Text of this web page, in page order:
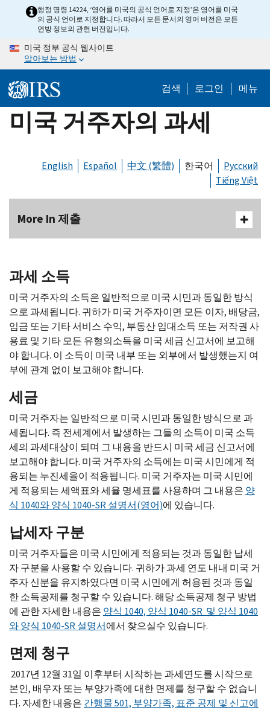
content
행정 명령 14224, ‘영어를 미국의 공식 언어로 지정’은 영어를 미국
의 공식 언어로 지정합니다. 따라서 모든 문서의 영어 버전은 모든
연방 정보의 관헌 버전입니다.
미국 정부 공식 웹사이트
알아보는 방법
검색 로그인 메뉴
미국 거주자의 과세
English Español 中文 (繁體) 한국어
Русский
Tiếng Việt
More In 제출
과세 소득
미국 거주자의 소득은 일반적으로 미국 시민과 동일한 방식
으로 과세됩니다. 귀하가 미국 거주자이면 모든 이자, 배당금,
임금 또는 기타 서비스 수익, 부동산 임대소득 또는 저작권 사
용료 및 기타 모든 유형의소득을 미국 세금 신고서에 보고해
야 합니다. 이 소득이 미국 내부 또는 외부에서 발생했는지 여
부에 관계 없이 보고해야 합니다.
세금
미국 거주자는 일반적으로 미국 시민과 동일한 방식으로 과
세됩니다. 즉 전세계에서 발생하는 그들의 소득이 미국 소득
세의 과세대상이 되며 그 내용을 반드시 미국 세금 신고서에
보고해야 합니다. 미국 거주자의 소득에는 미국 시민에게 적
용되는 누진세율이 적용됩니다. 미국 거주자는 미국 시민에
게 적용되는 세액표와 세율 명세표를 사용하며 그 내용은 양
식 1040와 양식 1040-SR설명서(영어)에 있습니다.
납세자 구분
미국 거주자들은 미국 시민에게 적용되는 것과 동일한 납세
자 구분을 사용할 수 있습니다. 귀하가 과세 연도 내내 미국 거
주자 신분을 유지하였다면 미국 시민에게 허용된 것과 동일
한 소득공제를 청구할 수 있습니다. 해당 소득공제 청구 방법
에 관한 자세한 내용은 양식 1040, 양식 1040-SR 및 양식 1040
와 양식 1040-SR설명서에서 찾으실수 있습니다.
면제 청구
2017년 12월 31일 이후부터 시작하는 과세연도를 시작으로
본인, 배우자 또는 부양가족에 대한 면제를 청구할 수 없습니
다. 자세한 내용은 간행물 501, 부양가족, 표준 공제 및 신고에